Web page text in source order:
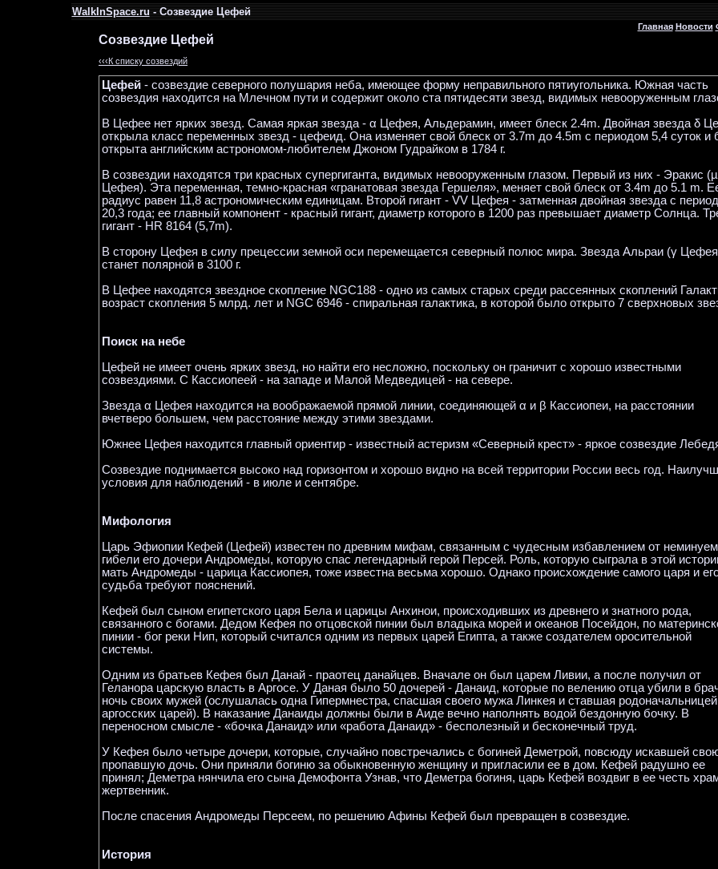
WalkInSpace.ru- Созвездие Цефей
Главная Новости
Созвездие Цефей
‹‹‹К списку созвездий
Цефей - созвездие северного полушария неба, имеющее форму неправильного пятиугольника. Южная часть
созвездия находится на Млечном пути и содержит около ста пятидесяти звезд, видимых невооруженным
В Цефее нет ярких звезд. Самая яркая звезда - α Цефея, Альдерамин, имеет блеск 2.4m. Двойная звезда δ
открыла класс переменных звезд - цефеид. Она изменяет свой блеск от 3.7m до 4.5m с периодом 5,4 суток и
открыта английским астрономом-любителем Джоном Гудрайком в 1784 г.
В созвездии находятся три красных супергиганта, видимых невооруженным глазом. Первый из них - Эракис (µ
Цефея). Эта переменная, темно-красная «гранатовая звезда Гершеля», меняет свой блеск от 3.4m до 5.1 m.
радиус равен 11,8 астрономическим единицам. Второй гигант - VV Цефея - затменная двойная звезда с
20,3 года; ее главный компонент - красный гигант, диаметр которого в 1200 раз превышает диаметр Солнца.
гигант - HR 8164 (5,7m).
В сторону Цефея в силу прецессии земной оси перемещается северный полюс мира. Звезда Альраи (γ
станет полярной в 3100 г.
В Цефее находятся звездное скопление NGC188 - одно из самых старых среди рассеянных скоплений
возраст скопления 5 млрд. лет и NGC 6946 - спиральная галактика, в которой было открыто 7 сверхновых
Поиск на небе
Цефей не имеет очень ярких звезд, но найти его несложно, поскольку он граничит с хорошо известными
созвездиями. С Кассиопеей - на западе и Малой Медведицей - на севере.
Звезда α Цефея находится на воображаемой прямой линии, соединяющей α и β Кассиопеи, на расстоянии
вчетверо большем, чем расстояние между этими звездами.
Южнее Цефея находится главный ориентир - известный астеризм «Северный крест» - яркое созвездие
Созвездие поднимается высоко над горизонтом и хорошо видно на всей территории России весь год.
условия для наблюдений - в июле и сентябре.
Мифология
Царь Эфиопии Кефей (Цефей) известен по древним мифам, связанным с чудесным избавлением от
гибели его дочери Андромеды, которую спас легендарный герой Персей. Роль, которую сыграла в этой
мать Андромеды - царица Кассиопея, тоже известна весьма хорошо. Однако происхождение самого царя и
судьба требуют пояснений.
Кефей был сыном египетского царя Бела и царицы Анхинои, происходивших из древнего и знатного рода,
связанного с богами. Дедом Кефея по отцовской пинии был владыка морей и океанов Посейдон, по
пинии - бог реки Нип, который считался одним из первых царей Египта, а также создателем оросительной
системы.
Одним из братьев Кефея был Данай - праотец данайцев. Вначале он был царем Ливии, а после получил от
Геланора царскую власть в Аргосе. У Даная было 50 дочерей - Данаид, которые по велению отца убили в
ночь своих мужей (ослушалась одна Гипермнестра, спасшая своего мужа Линкея и ставшая родоначальницей
аргосских царей). В наказание Данаиды должны были в Аиде вечно наполнять водой бездонную бочку. В
переносном смысле - «бочка Данаид» или «работа Данаид» - бесполезный и бесконечный труд.
У Кефея было четыре дочери, которые, случайно повстречались с богиней Деметрой, повсюду искавшей
пропавшую дочь. Они приняли богиню за обыкновенную женщину и пригласили ее в дом. Кефей радушно ее
принял; Деметра нянчила его сына Демофонта Узнав, что Деметра богиня, царь Кефей воздвиг в ее честь
жертвенник.
После спасения Андромеды Персеем, по решению Афины Кефей был превращен в созвездие.
История